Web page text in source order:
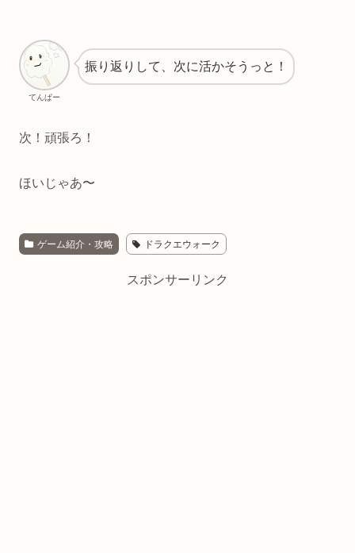
てんぱー
振り返りして、次に活かそうっと！
次！頑張ろ！
ほいじゃあ〜
ゲーム紹介・攻略 ドラクエウォーク
スポンサーリンク